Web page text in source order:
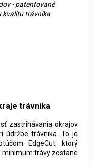
- patentované
kvalitu trávnika
trávnika
zastrihávania okrajov
údržbe trávnika. To je
EdgeCut, ktorý
minimum trávy zostane